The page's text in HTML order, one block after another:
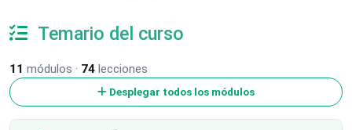
Temario del curso
11 módulos · 74 lecciones
Desplegar todos los módulos